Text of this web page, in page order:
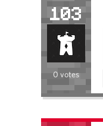
103
0 votes